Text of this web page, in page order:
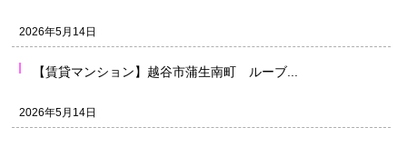
2026年5月14日
【賃貸マンション】越谷市蒲生南町 ルーブ...
2026年5月14日